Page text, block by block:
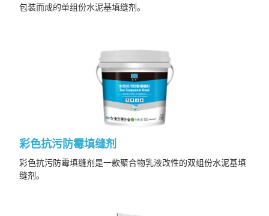
包装而成的单组份水泥基填缝剂。
彩色抗污防霉填缝剂
彩色抗污防霉填缝剂是一款聚合物乳液改性的双组份水泥基填
缝剂。